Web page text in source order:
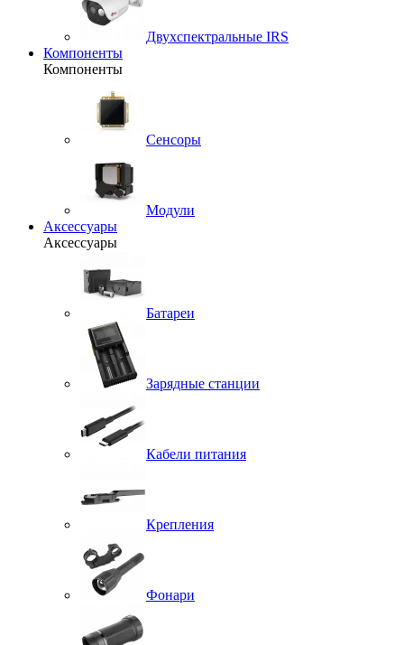
Двухспектральные IRS
Компоненты
Компоненты
Сенсоры
Модули
Аксессуары
Аксессуары
Батареи
Зарядные станции
Кабели питания
Крепления
Фонари